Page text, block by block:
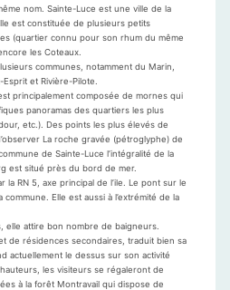
nom. Sainte-Luce est une ville de la
est constituée de plusieurs petits
(quartier connu pour son rhum du même
les Coteaux.
communes, notamment du Marin,
et Rivière-Pilote.
principalement composée de mornes qui
panoramas des quartiers les plus
etc.). Des points les plus élevés de
La roche gravée (pétroglyphe) de
de Sainte-Luce l’intégralité de la
est situé près du bord de mer.
la RN 5, axe principal de l’ile. Le pont sur le
Elle est aussi à l’extrémité de la
elle attire bon nombre de baigneurs.
de résidences secondaires, traduit bien sa
actuellement le dessus sur son activité
les visiteurs se régaleront de
à la forêt Montravail qui dispose de